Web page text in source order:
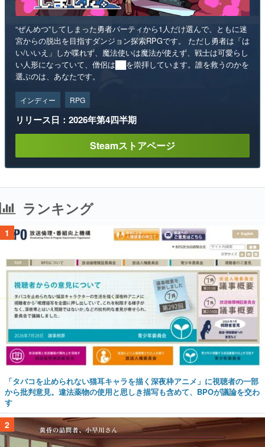
“ぜんめつ”してしまった勇者パーティから1人だけ選んで、ともに迷
宮からの脱出を目指すダンジョン探索RPGです。 ただし勇者は「は
い/いいえ」しか喋れず、魔法使いは魔法が使えず、戦士は可愛らし
い人形になっていて、僧侶は██を崇拝しています。誰を救うのかを
選ぶのは、あなたです。
インディー RPG
リリース日：2026年第4四半期
Steamストアページ
ランキング
1
「タバコを止められない猫耳キャラを描く深夜枠アニメ」に視聴者の一部
から批判意見。違法薬物の使用と思しき描写も含めて、BPOが議論を交わ
す
2